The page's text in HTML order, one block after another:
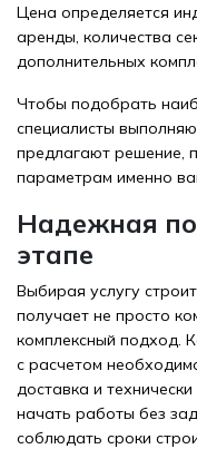
Цена определяется
аренды, количества
дополнительных
Чтобы подобрать
специалисты
предлагают решение,
параметрам именно
Надежная
этапе
Выбирая услугу
получает не просто
комплексный подход.
с расчетом
доставка и
начать работы без
соблюдать сроки